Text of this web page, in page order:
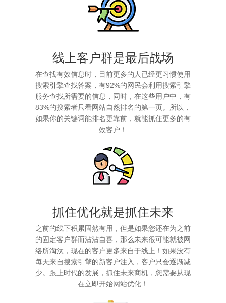
线上客户群是最后战场
在查找有效信息时，目前更多的人已经更习惯使用
搜索引擎查找答案，有92%的网民会利用搜索引擎
服务查找所需要的信息，同时，在这些用户中，有
83%的搜索者只看网站自然排名的第一页。所以，
如果你的关键词能排名更靠前，就能抓住更多的有
效客户！
抓住优化就是抓住未来
之前的线下积累固然有用，但是如果您还在为之前
的固定客户群而沾沾自喜，那么未来很可能就被网
络所淘汰，现在的客户更多来自于线上！如果没有
每天来自搜索引擎的新客户注入，客户只会逐渐减
少。跟上时代的发展，抓住未来商机，您需要从现
在立即开始网站优化！